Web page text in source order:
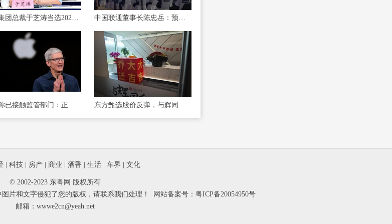
海信集团总裁于芝涛当选2023年度青岛经济人物 中国联通董事长陈忠岳：预计全年将形成5亿元的数据资产
库克称已接触监管部门：正推动苹果智能在中国落地 东方甄选股价反弹，与辉同行粉丝量涨了44.7万
科技 房产 商业 酒香 生活 车界 文化
© 2002-2023 东粤网 版权所有
片和文字侵犯了您的版权，请联系我们处理！ 网站备案号： 粤ICP备20054950号
邮箱：wwwe2cn@yeah.net